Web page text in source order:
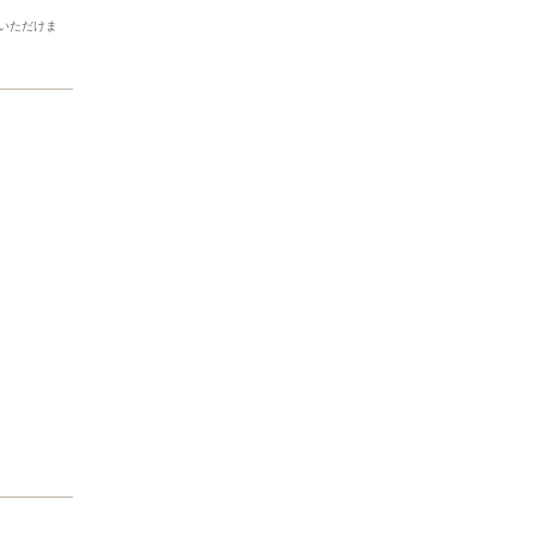
ただけま